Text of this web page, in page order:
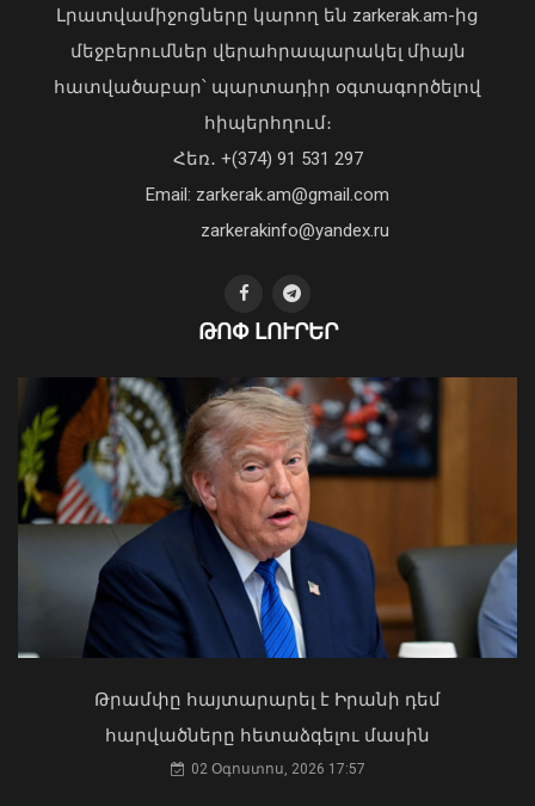
պաշտոնում ընտրվելու
կապակցությամբ
2026-ի 1-ին կիսամյակում կոռուպցիոն
բնույթի հանցագործությունների
վերաբերյալ քննվել է 307 քրեական
վարույթ. ՔԿ
07 Օգոստոս, 2026 13:23
Վարչապետ Փաշինյանն այցելել է
«ԷԼԵՎԵՅԹ ԷՅԱՅ» արհեստական
բանականության գործարան
Ի՞նչ ուղերձ էր ոտքի չկանգնելը.
Աղաջանյանը` ընդդիմությանը
Լրատվամիջոցները կարող են zarkerak.am-ից
մեջբերումներ վերահրապարակել միայն
հատվածաբար՝ պարտադիր օգտագործելով
հիպերհղում։
Հեռ․ +(374) 91 531 297
Email: zarkerak.am@gmail.com
zarkerakinfo@yandex.ru
ԹՈՓ ԼՈՒՐԵՐ
Թրամփը հայտարարել է Իրանի դեմ
հարվածները հետաձգելու մասին
02 Օգոստոս, 2026 17:57